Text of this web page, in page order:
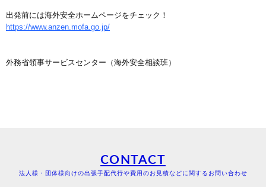
出発前には海外安全ホームページをチェック！
https://www.anzen.mofa.go.jp/
外務省領事サービスセンター（海外安全相談班）
CONTACT
法人様・団体様向けの出張手配代行や費用のお見積などに関するお問い合わせ